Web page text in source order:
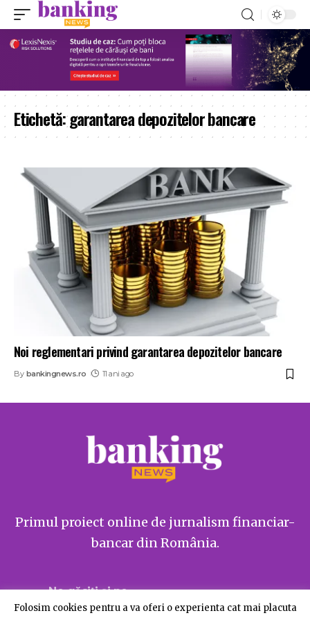
Etichetă:garantarea depozitelor bancare
Noi reglementari privind garantarea depozitelor bancare
By bankingnews.ro 11 ani ago
Primul proiect online de jurnalism financiar-
bancar din România.
Ne găsiți și pe
Folosim cookies pentru a va oferi o experienta cat mai placuta